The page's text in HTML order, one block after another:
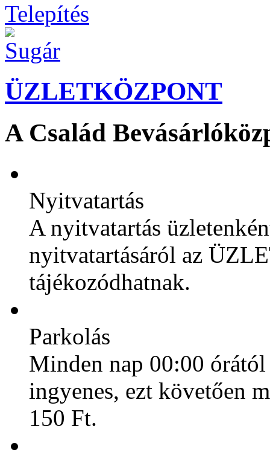
Telepítés
ÜZLETKÖZPONT
A Család
Nyitvatartás
A nyitvatartás
nyitvatartásáról az
tájékozódhatnak.
Parkolás
Minden nap 00:00
ingyenes, ezt követően
150 Ft.